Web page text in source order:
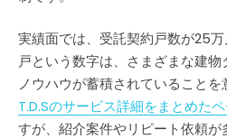
実績面では、受託契約戸数が25
戸という数字は、さまざまな建
ノウハウが蓄積されていることを
T.D.Sのサービス詳細をまとめた
すが、紹介案件やリピート依頼